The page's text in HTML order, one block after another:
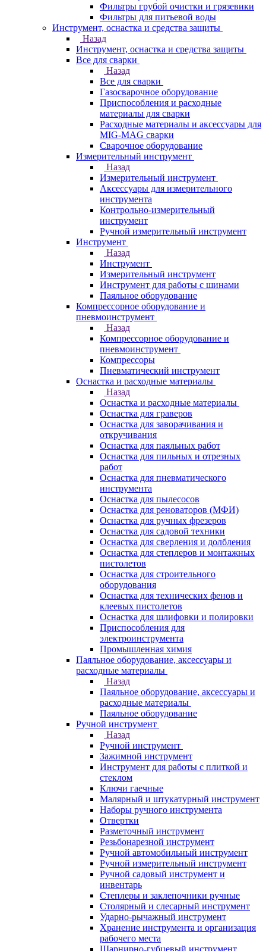
Фильтры грубой очистки и грязевики
Фильтры для питьевой воды
Инструмент, оснастка и средства защиты
Назад
Инструмент, оснастка и средства защиты
Все для сварки
Назад
Все для сварки
Газосварочное оборудование
Приспособления и расходные
материалы для сварки
Расходные материалы и аксессуары для
MIG-MAG сварки
Сварочное оборудование
Измерительный инструмент
Назад
Измерительный инструмент
Аксессуары для измерительного
инструмента
Контрольно-измерительный
инструмент
Ручной измерительный инструмент
Инструмент
Назад
Инструмент
Измерительный инструмент
Инструмент для работы с шинами
Паяльное оборудование
Компрессорное оборудование и
пневмоинструмент
Назад
Компрессорное оборудование и
пневмоинструмент
Компрессоры
Пневматический инструмент
Оснастка и расходные материалы
Назад
Оснастка и расходные материалы
Оснастка для граверов
Оснастка для заворачивания и
откручивания
Оснастка для паяльных работ
Оснастка для пильных и отрезных
работ
Оснастка для пневматического
инструмента
Оснастка для пылесосов
Оснастка для реноваторов (МФИ)
Оснастка для ручных фрезеров
Оснастка для садовой техники
Оснастка для сверления и долбления
Оснастка для степлеров и монтажных
пистолетов
Оснастка для строительного
оборудования
Оснастка для технических фенов и
клеевых пистолетов
Оснастка для шлифовки и полировки
Приспособления для
электроинструмента
Промышленная химия
Паяльное оборудование, аксессуары и
расходные материалы
Назад
Паяльное оборудование, аксессуары и
расходные материалы
Паяльное оборудование
Ручной инструмент
Назад
Ручной инструмент
Зажимной инструмент
Инструмент для работы с плиткой и
стеклом
Ключи гаечные
Малярный и штукатурный инструмент
Наборы ручного инструмента
Отвертки
Разметочный инструмент
Резьбонарезной инструмент
Ручной автомобильный инструмент
Ручной измерительный инструмент
Ручной садовый инструмент и
инвентарь
Степлеры и заклепочники ручные
Столярный и слесарный инструмент
Ударно-рычажный инструмент
Хранение инструмента и организация
рабочего места
Шарнирно-губцевый инструмент